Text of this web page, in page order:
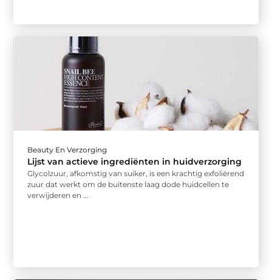
Beauty En Verzorging
Lijst van actieve ingrediënten in huidverzorging
Glycolzuur, afkomstig van suiker, is een krachtig exfoliërend
zuur dat werkt om de buitenste laag dode huidcellen te
verwijderen en ...